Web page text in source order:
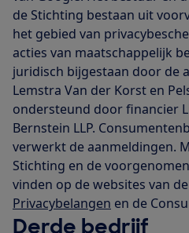
de Stichting bestaan uit
het gebied van
acties van maatschappelijk
juridisch bijgestaan door de
Lemstra Van der Korst en
ondersteund door financier
Bernstein LLP.
verwerkt de aanmeldingen.
Stichting en de
vinden op de websites van de
Privacybelangen en de
Derde bedrijf